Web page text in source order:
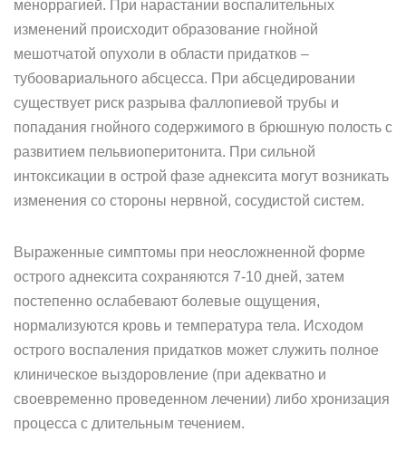
меноррагией. При нарастании воспалительных
изменений происходит образование гнойной
мешотчатой опухоли в области придатков –
тубоовариального абсцесса. При абсцедировании
существует риск разрыва фаллопиевой трубы и
попадания гнойного содержимого в брюшную полость с
развитием пельвиоперитонита. При сильной
интоксикации в острой фазе аднексита могут возникать
изменения со стороны нервной, сосудистой систем.
Выраженные симптомы при неосложненной форме
острого аднексита сохраняются 7-10 дней, затем
постепенно ослабевают болевые ощущения,
нормализуются кровь и температура тела. Исходом
острого воспаления придатков может служить полное
клиническое выздоровление (при адекватно и
своевременно проведенном лечении) либо хронизация
процесса с длительным течением.